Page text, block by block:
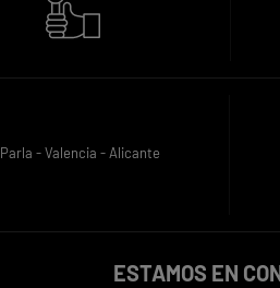
Parla -Valencia -Alicante
ESTAMOS EN